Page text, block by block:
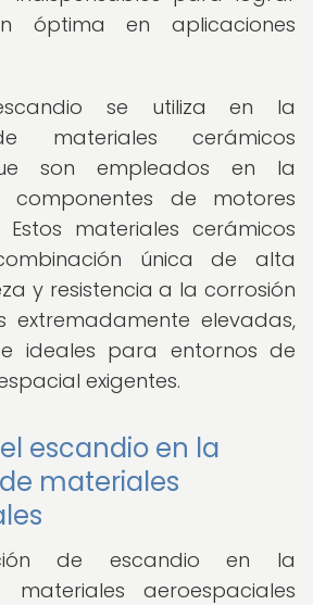
óptima en aplicaciones
se utiliza en la
materiales cerámicos
son empleados en la
componentes de motores
Estos materiales cerámicos
única de alta
y resistencia a la corrosión
extremadamente elevadas,
ideales para entornos de
exigentes.
escandio en la
materiales
de escandio en la
aeroespaciales